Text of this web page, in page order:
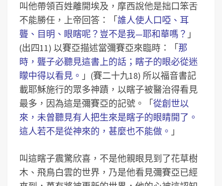
叫他帶領百姓離開埃及，摩西說他是拙口笨舌
不能勝任，上帝回答：「誰人使人口啞、耳
聾、目明、眼瞎呢？豈不是我—耶和華嗎？ 」
(出四11) 以賽亞描述當彌賽亞來臨時：「那
時，聾子必聽見這書上的話；瞎子的眼必從迷
矇中得以看見。 」(賽二十九18) 所以福音書記
載耶穌施行的眾多神蹟，以瞎子被醫治得看見
最多，因為這是彌賽亞的記號。「從創世以
來，未曾聽見有人把生來是瞎子的眼睛開了。
這人若不是從神來的，甚麼也不能做。 」
叫這瞎子震驚欣喜，不是他親眼見到了花草樹
木、飛鳥白雲的世界，乃是他看見彌賽亞已經